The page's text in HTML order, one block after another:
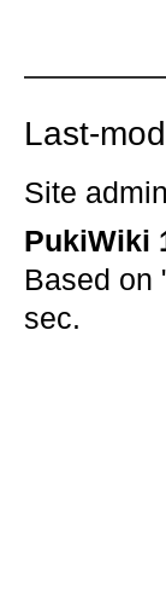
Last-
Site
PukiWiki
Based on
sec.